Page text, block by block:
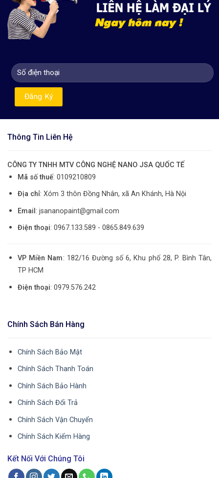
Thông Tin Liên Hệ
CÔNG TY TNHH MTV CÔNG NGHỆ NANO JSA QUỐC TẾ
Mã số thuế: 0109210809
Địa chỉ: Xóm 3 thôn Đồng Nhân, xã An Khánh, Hà Nội
Email : jsananopaint@gmail.com
Điện thoại: 0967.133.589 - 0865.849.639
VP Miền Nam: 182/16 Đường số 6, Khu phố 28, P. Bình Tân,
TP HCM
Điện thoại: 0979.576.242
Chính Sách Bán Hàng
Chính Sách Bảo Mật
Chính Sách Thanh Toán
Chính Sách Bảo Hành
Chính Sách Đổi Trả
Chính Sách Vận Chuyển
Chính Sách Kiểm Hàng
Kết Nối Với Chúng Tôi